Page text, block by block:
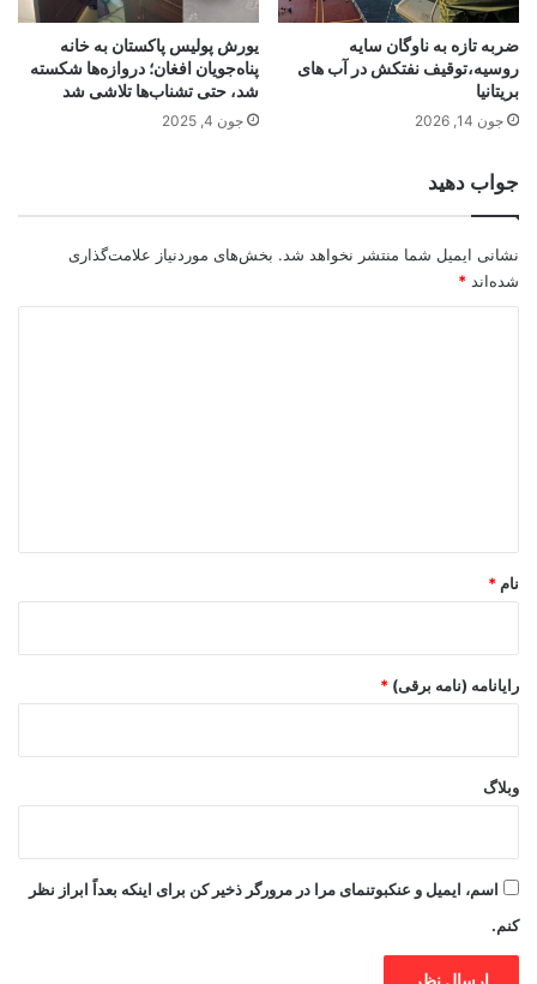
ضربه تازه به ناوگان سایه
روسیه،توقیف نفتکش در آب های
بریتانیا
جون 14, 2026
یورش پولیس پاکستان به خانه‌
پناه‌جویان افغان؛ دروازه‌ها شکسته
شد، حتی تشناب‌ها تلاشی شد
جون 4, 2025
جواب دهید
نشانی ایمیل شما منتشر نخواهد شد. بخش‌های موردنیاز علامت‌گذاری
شده‌اند *
نام *
رایانامه (نامه برقی) *
وبلاگ
اسم، ایمیل و عنکبوتنمای مرا در مرورگر ذخیر کن برای اینکه بعداً ابراز نظر
کنم.